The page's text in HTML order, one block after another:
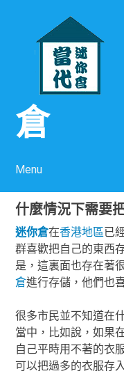
倉
Menu
什麼情況下需要
迷你倉在香港地區已
群喜歡把自己的東西
是，這裏面也存在著
倉進行存儲，他們也
很多市民並不知道在
當中，比如說，如果
自己平時用不著的衣
可以把過多的衣服存